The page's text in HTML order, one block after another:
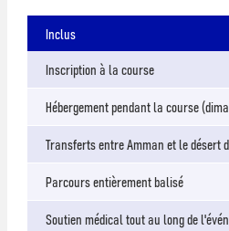
Inclus
Inscription à la course
Hébergement pendant la course
Transferts entre Amman et le désert
Parcours entièrement balisé
Soutien médical tout au long de